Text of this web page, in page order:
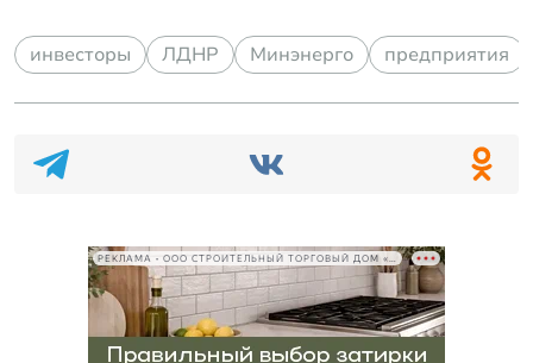
инвесторы ЛДНР Минэнерго предприятия
РЕКЛАМА • ООО СТРОИТЕЛЬНЫЙ ТОРГОВЫЙ ДОМ «ПЕТРОВИЧ», ИНН 7802348846